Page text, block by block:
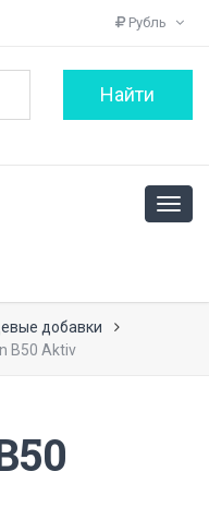
Рубль
добавки
B50 Aktiv